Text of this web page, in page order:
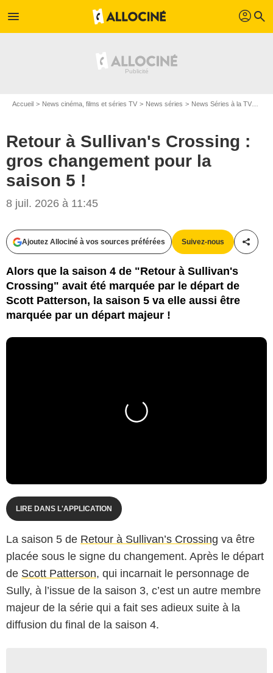
menu profil search
Accueil News cinéma, films et séries TV News séries News Séries à la TV
Retour à Sullivan's Crossing :
gros changement pour la
saison 5 !
8 juil. 2026 à 11:45
Ajoutez Allociné à vos sources préférées Suivez-nous
Alors que la saison 4 de "Retour à Sullivan's
Crossing" avait été marquée par le départ de
Scott Patterson, la saison 5 va elle aussi être
marquée par un départ majeur !
LIRE DANS L'APPLICATION
La saison 5 de Retour à Sullivan’s Crossing va être
placée sous le signe du changement. Après le départ
de Scott Patterson, qui incarnait le personnage de
Sully, à l’issue de la saison 3, c’est un autre membre
majeur de la série qui a fait ses adieux suite à la
diffusion du final de la saison 4.